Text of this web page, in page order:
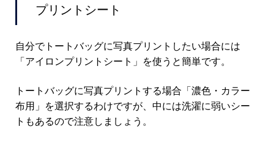
プリントシート
自分でトートバッグに写真プリントしたい場合には
「アイロンプリントシート」を使うと簡単です。
トートバッグに写真プリントする場合「濃色・カラー
布用」を選択するわけですが、中には洗濯に弱いシー
トもあるので注意しましょう。